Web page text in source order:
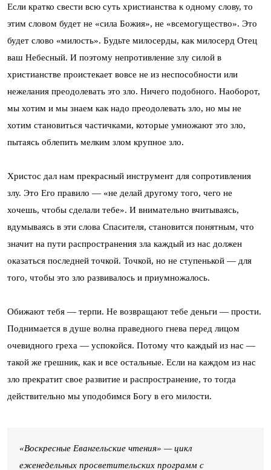
Если кратко свести всю суть христианства к одному слову, то
этим словом будет не «сила Божия», не «всемогущество». Это
будет слово «милость». Будьте милосерды, как милосерд Отец
ваш Небесный. И поэтому непротивление злу силой в
христианстве проистекает вовсе не из неспособности или
нежелания преодолевать это зло. Ничего подобного. Наоборот,
мы хотим и мы знаем как надо преодолевать зло, но мы не
хотим становиться частичками, которые умножают это зло,
пытаясь облепить мелким злом крупное зло.
Христос дал нам прекрасный инструмент для сопротивления
злу. Это Его правило — «не делай другому того, чего не
хочешь, чтобы сделали тебе». И внимательно вчитываясь,
вдумываясь в эти слова Спасителя, становится понятным, что
значит на пути распространения зла каждый из нас должен
оказаться последней точкой. Точкой, но не ступенькой — для
того, чтобы это зло развивалось и приумножалось.
Обижают тебя — терпи. Не возвращают тебе деньги — прости.
Поднимается в душе волна праведного гнева перед лицом
очевидного греха — успокойся. Потому что каждый из нас —
такой же грешник, как и все остальные. Если на каждом из нас
зло прекратит свое развитие и распространение, то тогда
действительно мы уподобимся Богу в его милости.
«Воскресные Евангельские чтения» — цикл
еженедельных просветительских программ с